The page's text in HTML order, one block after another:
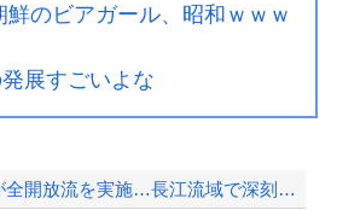
鮮のビアガール、昭和ｗｗｗ
展すごいよな
中国の三峡ダムが全開放流を実施…長江流域で深刻な洪水被害！